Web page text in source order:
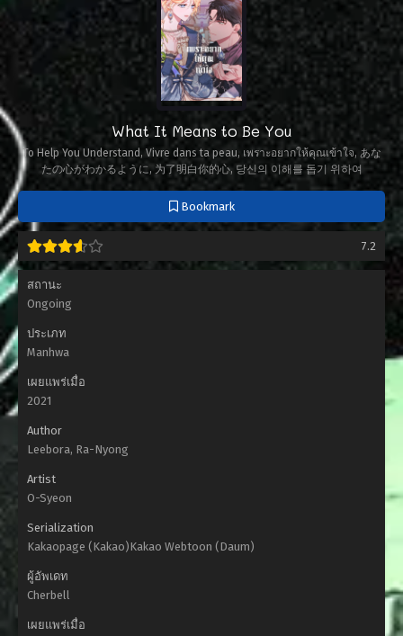
What It Means to Be You
To Help You Understand, Vivre dans ta peau, เพราะอยากให้คุณเข้าใจ, あな
たの心がわかるように, 为了明白你的心, 당신의 이해를 돕기 위하여
Bookmark
7.2
สถานะ
Ongoing
ประเภท
Manhwa
เผยแพร่เมื่อ
2021
Author
Leebora, Ra-Nyong
Artist
O-Syeon
Serialization
Kakaopage (Kakao)Kakao Webtoon (Daum)
ผู้อัพเดท
Cherbell
เผยแพร่เมื่อ